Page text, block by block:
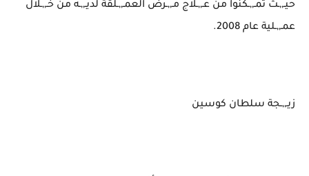
حيـ,,ـث تمـ,,ـكنوا من عـ,,ـلاج مـ,,ـرض العمـ,,ـلقة لديـ,,ـه من خـ,,ـلال
عمـ,,ـلية عام 2008.
زيـ,,ـجة سلطان كوسين